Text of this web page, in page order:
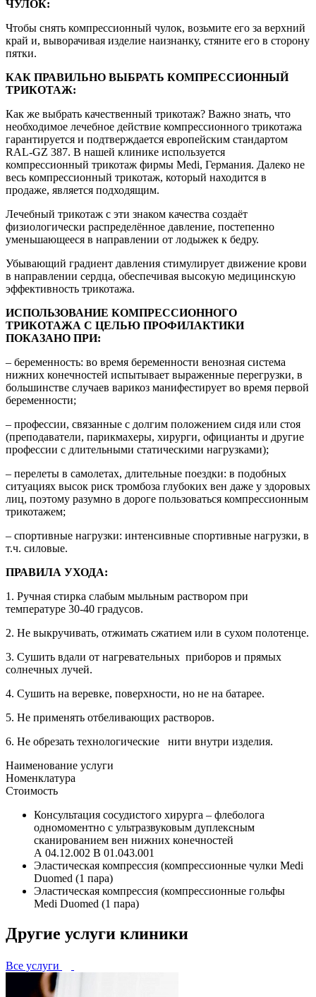
ЧУЛОК:
Чтобы снять компрессионный чулок, возьмите его за верхний
край и, выворачивая изделие наизнанку, стяните его в сторону
пятки.
КАК ПРАВИЛЬНО ВЫБРАТЬ КОМПРЕССИОННЫЙ
ТРИКОТАЖ:
Как же выбрать качественный трикотаж? Важно знать, что
необходимое лечебное действие компрессионного трикотажа
гарантируется и подтверждается европейским стандартом
RAL-GZ 387. В нашей клинике используется
компрессионный трикотаж фирмы Medi, Германия. Далеко не
весь компрессионный трикотаж, который находится в
продаже, является подходящим.
Лечебный трикотаж с эти знаком качества создаёт
физиологически распределённое давление, постепенно
уменьшающееся в направлении от лодыжек к бедру.
Убывающий градиент давления стимулирует движение крови
в направлении сердца, обеспечивая высокую медицинскую
эффективность трикотажа.
ИСПОЛЬЗОВАНИЕ КОМПРЕССИОННОГО
ТРИКОТАЖА С ЦЕЛЬЮ ПРОФИЛАКТИКИ
ПОКАЗАНО ПРИ:
– беременность: во время беременности венозная система
нижних конечностей испытывает выраженные перегрузки, в
большинстве случаев варикоз манифестирует во время первой
беременности;
– профессии, связанные с долгим положением сидя или стоя
(преподаватели, парикмахеры, хирурги, официанты и другие
профессии с длительными статическими нагрузками);
– перелеты в самолетах, длительные поездки: в подобных
ситуациях высок риск тромбоза глубоких вен даже у здоровых
лиц, поэтому разумно в дороге пользоваться компрессионным
трикотажем;
– спортивные нагрузки: интенсивные спортивные нагрузки, в
т.ч. силовые.
ПРАВИЛА УХОДА:
1. Ручная стирка слабым мыльным раствором при
температуре 30-40 градусов.
2. Не выкручивать, отжимать сжатием или в сухом полотенце.
3. Сушить вдали от нагревательных приборов и прямых
солнечных лучей.
4. Сушить на веревке, поверхности, но не на батарее.
5. Не применять отбеливающих растворов.
6. Не обрезать технологические нити внутри изделия.
Наименование услуги
Номенклатура
Стоимость
Консультация сосудистого хирурга – флеболога
одномоментно с ультразвуковым дуплексным
сканированием вен нижних конечностей
А 04.12.002 В 01.043.001
Эластическая компрессия (компрессионные чулки Medi
Duomed (1 пара)
Эластическая компрессия (компрессионные гольфы
Medi Duomed (1 пара)
Другие услуги клиники
Все услуги